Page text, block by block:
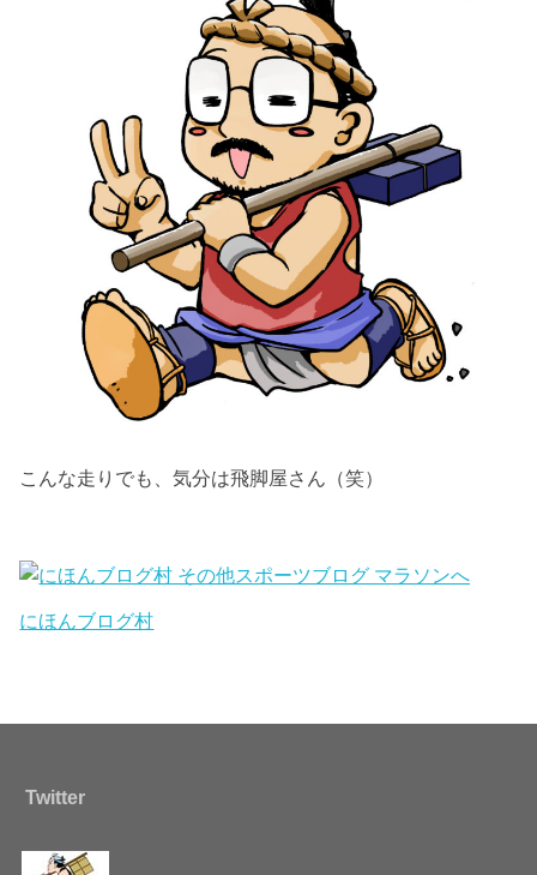
こんな走りでも、気分は飛脚屋さん（笑）
にほんブログ村
Twitter